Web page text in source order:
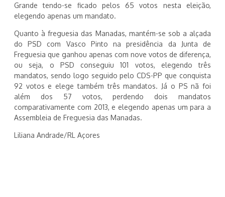
Grande tendo-se ficado pelos 65 votos nesta eleição,
elegendo apenas um mandato.
Quanto à freguesia das Manadas, mantém-se sob a alçada
do PSD com Vasco Pinto na presidência da Junta de
Freguesia que ganhou apenas com nove votos de diferença,
ou seja, o PSD conseguiu 101 votos, elegendo três
mandatos, sendo logo seguido pelo CDS-PP que conquista
92 votos e elege também três mandatos. Já o PS nã foi
além dos 57 votos, perdendo dois mandatos
comparativamente com 2013, e elegendo apenas um para a
Assembleia de Freguesia das Manadas.
Liliana Andrade/RL Açores